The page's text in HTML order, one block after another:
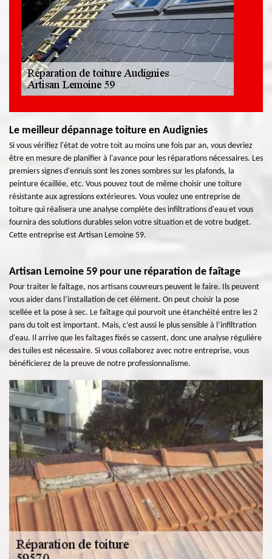
Le meilleur dépannage toiture en Audignies
Si vous vérifiez l'état de votre toit au moins une fois par an, vous devriez
être en mesure de planifier à l'avance pour les réparations nécessaires. Les
premiers signes d'ennuis sont les zones sombres sur les plafonds, la
peinture écaillée, etc. Vous pouvez tout de même choisir une toiture
résistante aux agressions extérieures. Vous voulez une entreprise de
toiture qui réalisera une analyse complète des infiltrations d'eau et vous
fournira des solutions durables selon votre situation et de votre budget.
Cette entreprise est Artisan Lemoine 59.
Artisan Lemoine 59 pour une réparation de faîtage
Pour traiter le faîtage, nos artisans couvreurs peuvent le faire. Ils peuvent
vous aider dans l’installation de cet élément. On peut choisir la pose
scellée et la pose à sec. Le faîtage qui pourvoit une étanchéité entre les 2
pans du toit est important. Mais, c’est aussi le plus sensible à l’infiltration
d'eau. Il arrive que les faîtages fixés se cassent, donc une analyse régulière
des tuiles est nécessaire. Si vous collaborez avec notre entreprise, vous
bénéficierez de la preuve de notre professionnalisme.